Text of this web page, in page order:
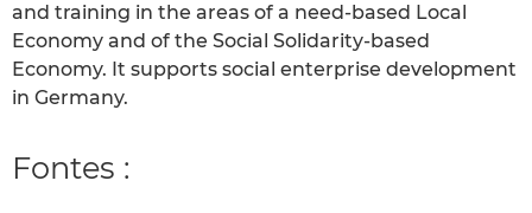
and training in the areas of a need-based Local
Economy and of the Social Solidarity-based
Economy. It supports social enterprise development
in Germany.
Fontes :